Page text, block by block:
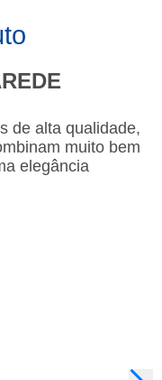
de alta qualidade,
muito bem
elegância